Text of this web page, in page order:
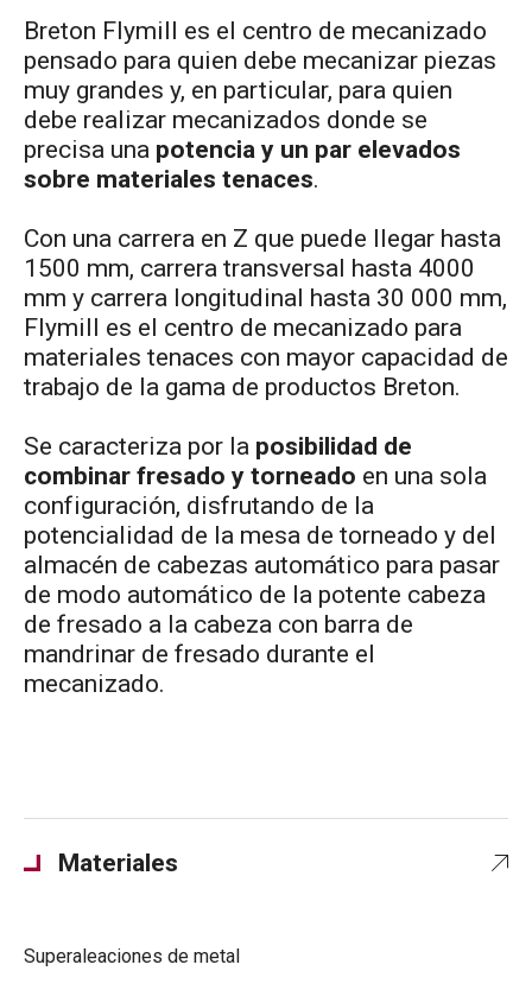
Breton Flymill es el centro de mecanizado
pensado para quien debe mecanizar piezas
muy grandes y, en particular, para quien
debe realizar mecanizados donde se
precisa una potencia y un par elevados
sobre materiales tenaces.
Con una carrera en Z que puede llegar hasta
1500 mm, carrera transversal hasta 4000
mm y carrera longitudinal hasta 30 000 mm,
Flymill es el centro de mecanizado para
materiales tenaces con mayor capacidad de
trabajo de la gama de productos Breton.
Se caracteriza por la posibilidad de
combinar fresado y torneado en una sola
configuración, disfrutando de la
potencialidad de la mesa de torneado y del
almacén de cabezas automático para pasar
de modo automático de la potente cabeza
de fresado a la cabeza con barra de
mandrinar de fresado durante el
mecanizado.
Materiales
Superaleaciones de metal